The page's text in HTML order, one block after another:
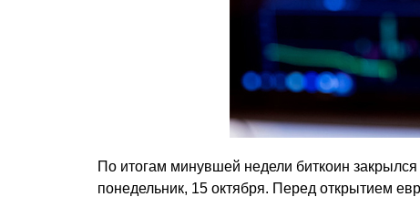
По итогам минувшей недели биткоин
понедельник, 15 октября. Перед открытием